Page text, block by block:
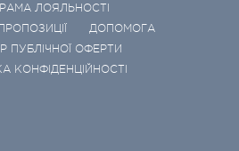
ЛОЯЛЬНОСТІ
ДОПОМОГА
ПУБЛІЧНОЇ ОФЕРТИ
КОНФІДЕНЦІЙНОСТІ